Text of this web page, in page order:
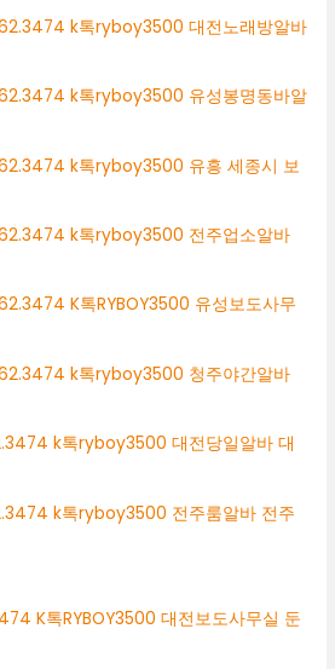
k톡ryboy3500 대전노래방알바
k톡ryboy3500 유성봉명동바알
k톡ryboy3500 유흥 세종시 보
k톡ryboy3500 전주업소알바
K톡RYBOY3500 유성보도사무
k톡ryboy3500 청주야간알바
k톡ryboy3500 대전당일알바 대
k톡ryboy3500 전주룸알바 전주
K톡RYBOY3500 대전보도사무실 둔